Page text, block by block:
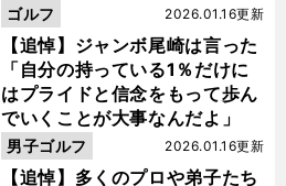
【追悼】ジャンボ尾崎は言った
「自分の持っている1％だけに
はプライドと信念をもって歩ん
でいくことが大事なんだよ」
2026.01.16更新
ゴルフ
【追悼】多くのプロや弟子たち
2026.01.16更新
男子ゴルフ